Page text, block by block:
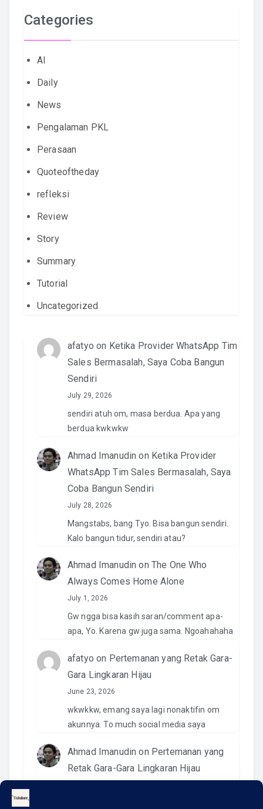
Categories
AI
Daily
News
Pengalaman PKL
Perasaan
Quoteoftheday
refleksi
Review
Story
Summary
Tutorial
Uncategorized
afatyo on Ketika Provider WhatsApp Tim
Sales Bermasalah, Saya Coba Bangun
Sendiri
July 29, 2026
sendiri atuh om, masa berdua. Apa yang
berdua kwkwkw
Ahmad Imanudin on Ketika Provider
WhatsApp Tim Sales Bermasalah, Saya
Coba Bangun Sendiri
July 28, 2026
Mangstabs, bang Tyo. Bisa bangun sendiri.
Kalo bangun tidur, sendiri atau?
Ahmad Imanudin on The One Who
Always Comes Home Alone
July 1, 2026
Gw ngga bisa kasih saran/comment apa-
apa, Yo. Karena gw juga sama. Ngoahahaha
afatyo on Pertemanan yang Retak Gara-
Gara Lingkaran Hijau
June 23, 2026
wkwkkw, emang saya lagi nonaktifin om
akunnya. To much social media saya
Ahmad Imanudin on Pertemanan yang
Retak Gara-Gara Lingkaran Hijau